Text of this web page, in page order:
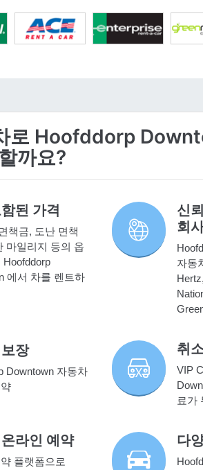
로 Hoofddorp
까요?
된 가격
책금, 도난 면책
마일리지 등의 옵
Hoofddorp
에서 차를 렌트하
신
회
자동
장
Downtown 자동차
취
VIP
료가
라인 예약
플랫폼으로
다